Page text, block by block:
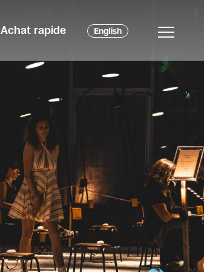
Achat rapide English